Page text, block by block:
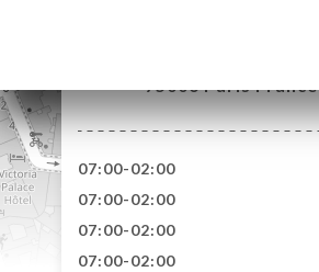
75006 Paris France
07:00-02:00
07:00-02:00
07:00-02:00
07:00-02:00